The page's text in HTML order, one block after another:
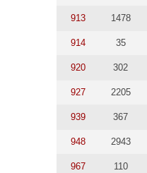
913 1478
914 35
920 302
927 2205
939 367
948 2943
967 110